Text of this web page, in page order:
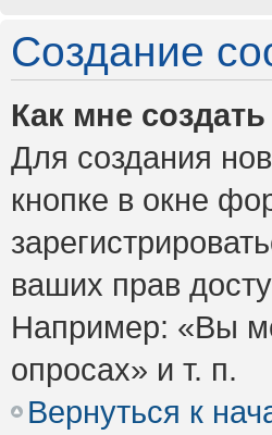
Создание
Как мне
Для создания
кнопке в окне
ваших прав
Например: «Вы
опросах» и т. п.
Вернуться к